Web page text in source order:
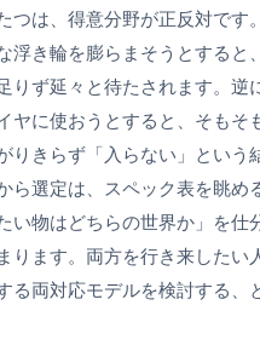
つは、得意分野が正反対です
浮き輪を膨らまそうとすると
りず延々と待たされます。逆
ヤに使おうとすると、そもそ
りきらず「入らない」という
ら選定は、スペック表を眺め
い物はどちらの世界か」を仕
ります。両方を行き来したい
る両対応モデルを検討する、